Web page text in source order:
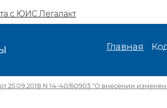
с ЮИС Легалакт
Главная
25.09.2018 N 14-40/60903 "О внесении